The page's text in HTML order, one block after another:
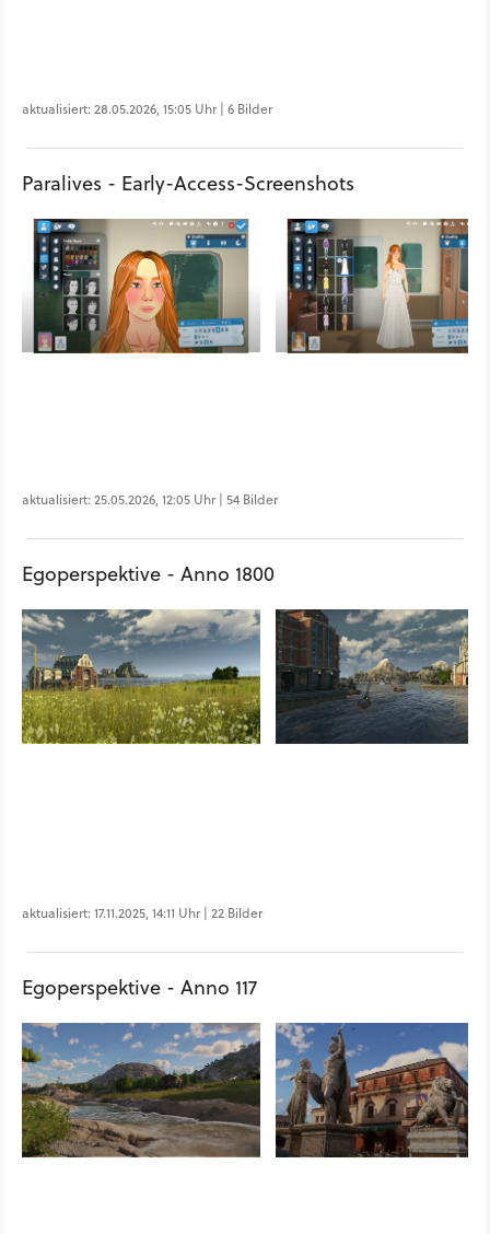
aktualisiert: 28.05.2026, 15:05 Uhr | 6 Bilder
Paralives - Early-Access-Screenshots
aktualisiert: 25.05.2026, 12:05 Uhr | 54 Bilder
Egoperspektive - Anno 1800
aktualisiert: 17.11.2025, 14:11 Uhr | 22 Bilder
Egoperspektive - Anno 117